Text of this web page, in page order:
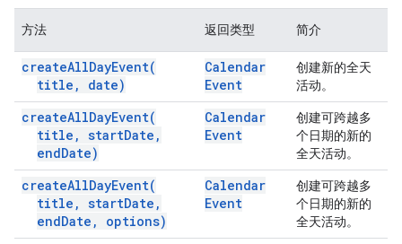
方法 返回类型 简介
createAllDayEvent(
title , date)
Calendar
Event
创建新的全天
活动。
createAllDayEvent(
title , startDate ,
endDate)
Calendar
Event
创建可跨越多
个日期的新的
全天活动。
createAllDayEvent(
title , startDate ,
endDate , options)
Calendar
Event
创建可跨越多
个日期的新的
全天活动。